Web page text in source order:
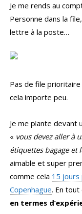
Je me rends au
Personne dans la
lettre à la poste…
Pas de file
cela importe peu.
Je me plante devant
« vous devez aller à
étiquettes bagage et
aimable et super
comme cela 15 jours
Copenhague. En tout
en termes